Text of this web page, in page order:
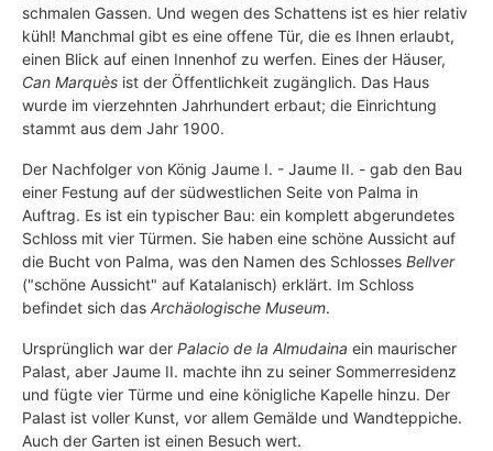
schmalen Gassen. Und wegen des Schattens ist es hier relativ
kühl! Manchmal gibt es eine offene Tür, die es Ihnen erlaubt,
einen Blick auf einen Innenhof zu werfen. Eines der Häuser,
Can Marquès ist der Öffentlichkeit zugänglich. Das Haus
wurde im vierzehnten Jahrhundert erbaut; die Einrichtung
stammt aus dem Jahr 1900.
Der Nachfolger von König Jaume I. - Jaume II. - gab den Bau
einer Festung auf der südwestlichen Seite von Palma in
Auftrag. Es ist ein typischer Bau: ein komplett abgerundetes
Schloss mit vier Türmen. Sie haben eine schöne Aussicht auf
die Bucht von Palma, was den Namen des Schlosses Bellver
("schöne Aussicht" auf Katalanisch) erklärt. Im Schloss
befindet sich das Archäologische Museum.
Ursprünglich war der Palacio de la Almudaina ein maurischer
Palast, aber Jaume II. machte ihn zu seiner Sommerresidenz
und fügte vier Türme und eine königliche Kapelle hinzu. Der
Palast ist voller Kunst, vor allem Gemälde und Wandteppiche.
Auch der Garten ist einen Besuch wert.